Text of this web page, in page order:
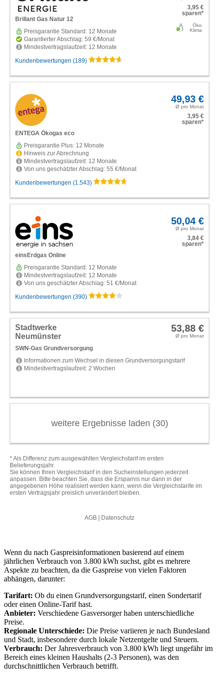
Wenn du nach Gaspreisinformationen basierend auf einem
jährlichen Verbrauch von 3.800 kWh suchst, gibt es mehrere
Aspekte zu beachten, da die Gaspreise von vielen Faktoren
abhängen, darunter:
Tarifart: Ob du einen Grundversorgungstarif, einen Sondertarif
oder einen Online-Tarif hast.
Anbieter: Verschiedene Gasversorger haben unterschiedliche
Preise.
Regionale Unterschiede: Die Preise variieren je nach Bundesland
und Stadt, insbesondere durch lokale Netzentgelte und Steuern.
Verbrauch: Der Jahresverbrauch von 3.800 kWh liegt ungefähr im
Bereich eines kleinen Haushalts (2-3 Personen), was den
durchschnittlichen Verbrauch betrifft.